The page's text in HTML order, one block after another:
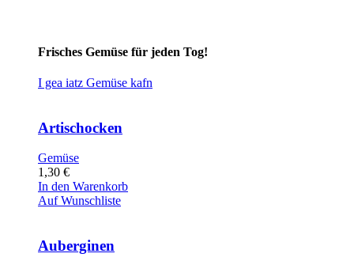
Frisches Gemüse für jeden Tog!
I gea iatz Gemüse kafn
Artischocken
Gemüse
1,30 €
In den Warenkorb
Auf Wunschliste
Auberginen